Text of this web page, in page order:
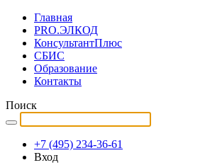
Главная
PRO.ЭЛКОД
КонсультантПлюс
СБИС
Образование
Контакты
Поиск
+7 (495) 234-36-61
Вход